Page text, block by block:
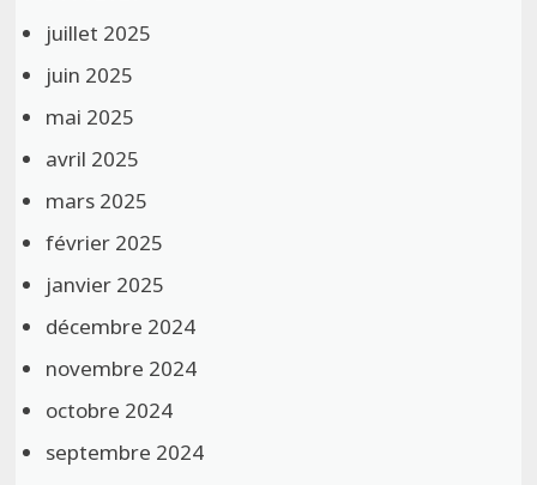
juillet 2025
juin 2025
mai 2025
avril 2025
mars 2025
février 2025
janvier 2025
décembre 2024
novembre 2024
octobre 2024
septembre 2024